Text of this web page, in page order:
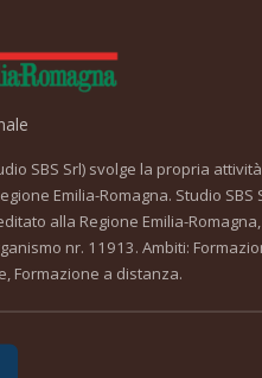
SBS Srl) svolge la propria
Emilia-Romagna. Studio SBS
alla Regione Emilia-
nr. 11913. Ambiti:
Formazione a distanza.